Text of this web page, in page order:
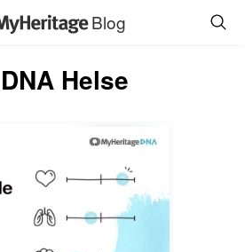
Blog
Helse